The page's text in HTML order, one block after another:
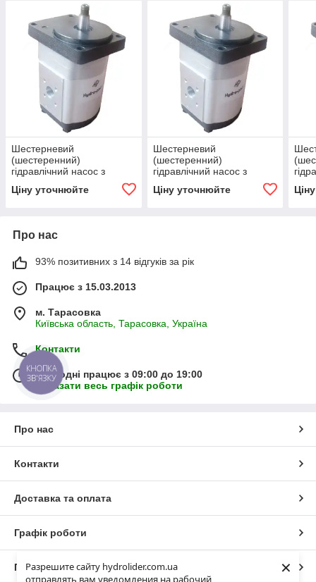
Разрешите сайту hydrolider.com.ua
отправлять вам уведомления на рабочий
×
Шестерневий
(шестеренний)
гідравлічний насос з
підшипником Hydro-pack
H 20A/C4.5X329
Ціну уточнюйте
Шестерневий
(шестеренний)
гідравлічний насос з
підшипником Hydro-pack
H 20A/C6.3X329
Ціну уточнюйте
H
Про нас
93% позитивних з 14 відгуків за рік
Працює з 15.03.2013
м. Тарасовка
Київська область, Тарасовка, Україна
Контакти
Сьогодні працює з 09:00 до 19:00
Показати весь графік роботи
Про нас
Контакти
Доставка та оплата
Графік роботи
Повна версія сайту
КНОПКА
ЗВ'ЯЗКУ